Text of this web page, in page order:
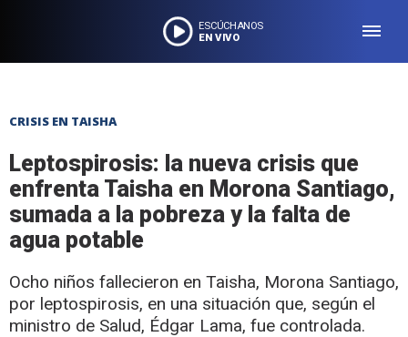
ESCÚCHANOS
EN VIVO
CRISIS EN TAISHA
Leptospirosis: la nueva crisis que
enfrenta Taisha en Morona Santiago,
sumada a la pobreza y la falta de
agua potable
Ocho niños fallecieron en Taisha, Morona Santiago,
por leptospirosis, en una situación que, según el
ministro de Salud, Édgar Lama, fue controlada.